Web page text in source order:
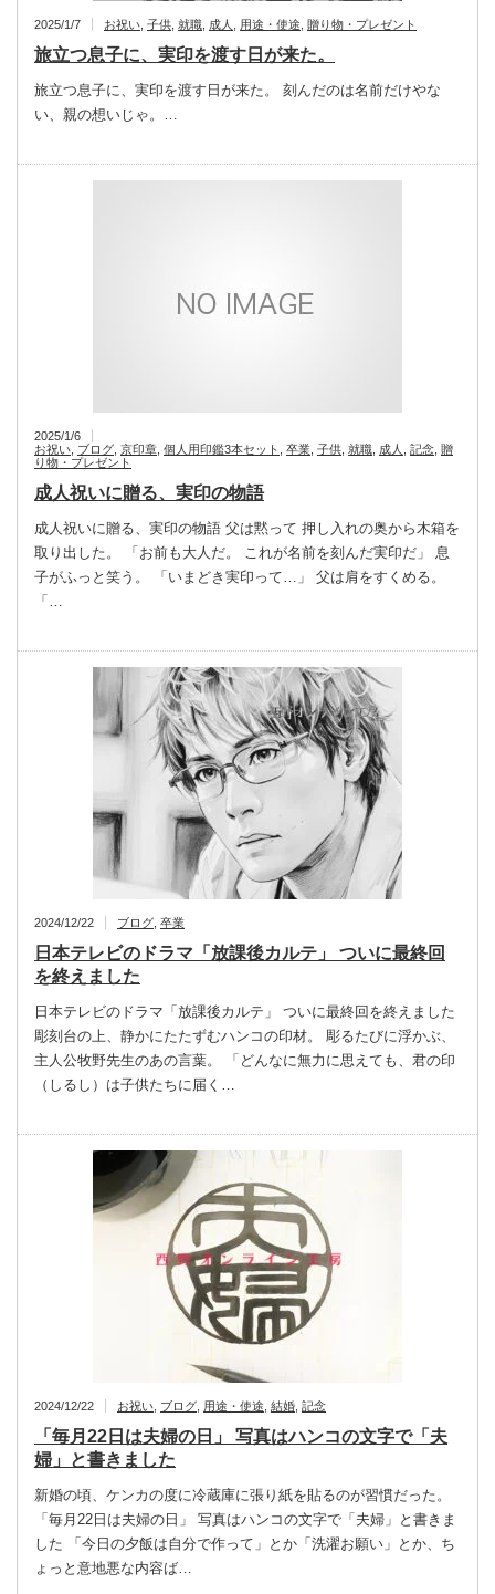
2025/1/7 お祝い 子供 就職 成人 用途・使途 贈り物・プレゼント
旅立つ息子に、実印を渡す日が来た。
旅立つ息子に、実印を渡す日が来た。 刻んだのは名前だけやな
い、親の想いじゃ。…
2025/1/6
お祝い ブログ 京印章 個人用印鑑3本セット 卒業 子供 就職 成人 記念 贈
り物・プレゼント
成人祝いに贈る、実印の物語
成人祝いに贈る、実印の物語 父は黙って 押し入れの奥から木箱を
取り出した。 「お前も大人だ。 これが名前を刻んだ実印だ」 息
子がふっと笑う。 「いまどき実印って…」 父は肩をすくめる。
「…
2024/12/22 ブログ 卒業
日本テレビのドラマ「放課後カルテ」 ついに最終回
を終えました
日本テレビのドラマ「放課後カルテ」 ついに最終回を終えました
彫刻台の上、静かにたたずむハンコの印材。 彫るたびに浮かぶ、
主人公牧野先生のあの言葉。 「どんなに無力に思えても、君の印
（しるし）は子供たちに届く…
2024/12/22 お祝い ブログ 用途・使途 結婚 記念
「毎月22日は夫婦の日」 写真はハンコの文字で「夫
婦」と書きました
新婚の頃、ケンカの度に冷蔵庫に張り紙を貼るのが習慣だった。
「毎月22日は夫婦の日」 写真はハンコの文字で「夫婦」と書きま
した 「今日の夕飯は自分で作って」とか「洗濯お願い」とか、ち
ょっと意地悪な内容ば…